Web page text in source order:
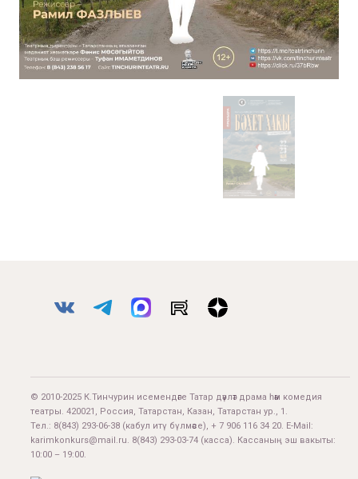
© 2010-2025 К.Тинчурин исемендәге Татар дәүләт драма һәм комедия
театры. 420021, Россия, Татарстан, Казан, Татарстан ур., 1.
Тел.: 8(843) 293-06-38 (кабул итү бүлмәсе), + 7 906 116 34 20. E-Mail:
karimkonkurs@mail.ru. 8(843) 293-03-74 (касса). Кассаның эш вакыты:
10:00 – 19:00.